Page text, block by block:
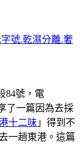
號.乾濕分離.奢
84號，電
了一篇因為去採
十二味 」得到不
一趟東港。這篇